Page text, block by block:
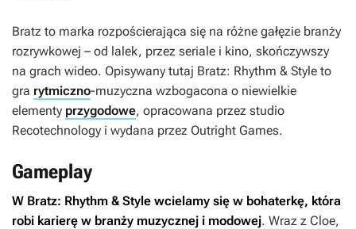
Bratz to marka rozpościerająca się na różne gałęzie branży
rozrywkowej – od lalek, przez seriale i kino, skończywszy
na grach wideo. Opisywany tutaj Bratz: Rhythm & Style to
gra rytmiczno-muzyczna wzbogacona o niewielkie
elementy przygodowe, opracowana przez studio
Recotechnology i wydana przez Outright Games.
Gameplay
W Bratz: Rhythm & Style wcielamy się w bohaterkę, która
robi karierę w branży muzycznej i modowej. Wraz z Cloe,